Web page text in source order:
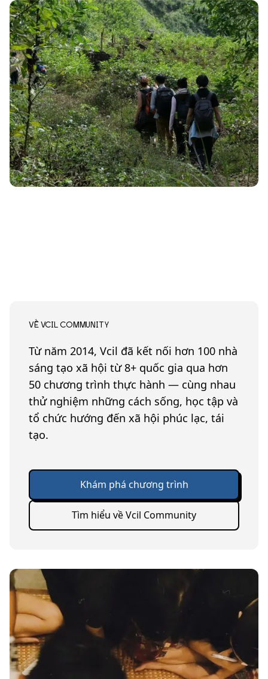
VỀ VCIL COMMUNITY
Từ năm 2014, Vcil đã kết nối hơn 100 nhà
sáng tạo xã hội từ 8+ quốc gia qua hơn
50 chương trình thực hành — cùng nhau
thử nghiệm những cách sống, học tập và
tổ chức hướng đến xã hội phúc lạc, tái
tạo.
Khám phá chương trình
Tìm hiểu về Vcil Community